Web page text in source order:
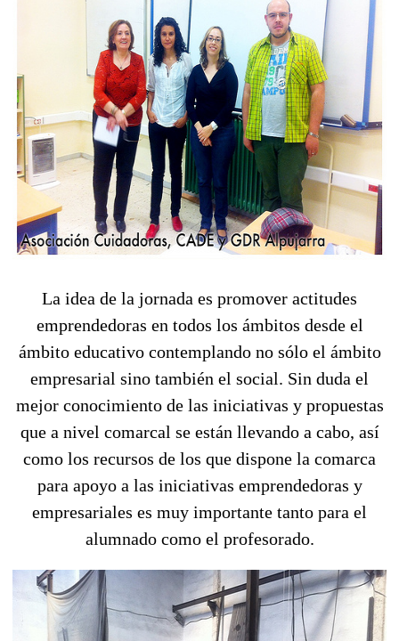
La idea de la jornada es promover actitudes
emprendedoras en todos los ámbitos desde el
ámbito educativo contemplando no sólo el ámbito
empresarial sino también el social. Sin duda el
mejor conocimiento de las iniciativas y propuestas
que a nivel comarcal se están llevando a cabo, así
como los recursos de los que dispone la comarca
para apoyo a las iniciativas emprendedoras y
empresariales es muy importante tanto para el
alumnado como el profesorado.